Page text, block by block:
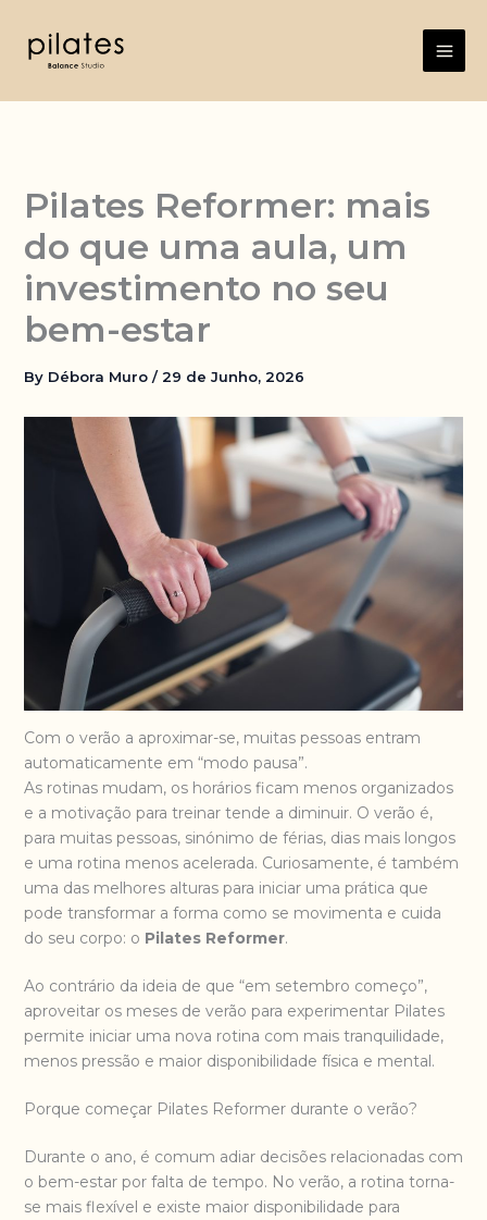
content
Pilates Reformer: mais
do que uma aula, um
investimento no seu
bem-estar
By Débora Muro /29 de Junho, 2026
Com o verão a aproximar-se, muitas pessoas entram
automaticamente em “modo pausa”.
As rotinas mudam, os horários ficam menos organizados
e a motivação para treinar tende a diminuir. O verão é,
para muitas pessoas, sinónimo de férias, dias mais longos
e uma rotina menos acelerada. Curiosamente, é também
uma das melhores alturas para iniciar uma prática que
pode transformar a forma como se movimenta e cuida
do seu corpo: o Pilates Reformer.
Ao contrário da ideia de que “em setembro começo”,
aproveitar os meses de verão para experimentar Pilates
permite iniciar uma nova rotina com mais tranquilidade,
menos pressão e maior disponibilidade física e mental.
Porque começar Pilates Reformer durante o verão?
Durante o ano, é comum adiar decisões relacionadas com
o bem-estar por falta de tempo. No verão, a rotina torna-
se mais flexível e existe maior disponibilidade para